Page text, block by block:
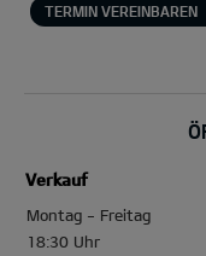
TERMIN VEREINBAREN
Verkauf
Montag - Freitag
18:30 Uhr